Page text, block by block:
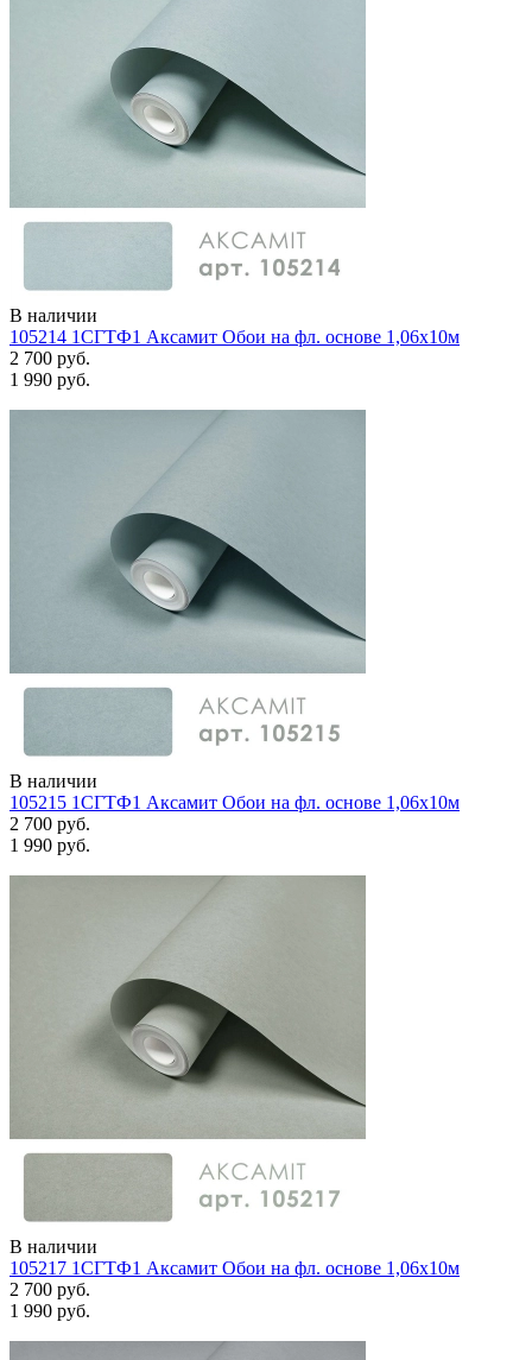
В наличии
105214 1СГТФ1 Аксамит Обои на фл. основе 1,06х10м
2 700 руб.
1 990 руб.
В наличии
105215 1СГТФ1 Аксамит Обои на фл. основе 1,06х10м
2 700 руб.
1 990 руб.
В наличии
105217 1СГТФ1 Аксамит Обои на фл. основе 1,06х10м
2 700 руб.
1 990 руб.